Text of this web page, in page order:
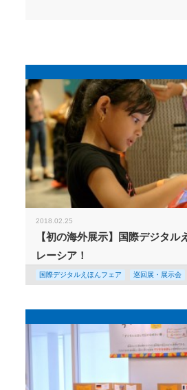
2018.02.25
【初の海外展示】国際デジタル
レーシア！
国際デジタルえほんフェア 巡回展・展示会